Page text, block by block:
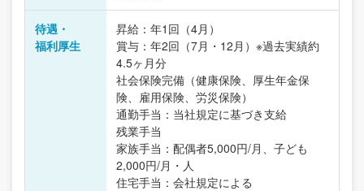
待遇・
福利厚生
昇給：年1回（4月）
賞与：年2回（7月・12月）※過去実績約
4.5ヶ月分
社会保険完備（健康保険、厚生年金保
険、雇用保険、労災保険）
通勤手当：当社規定に基づき支給
残業手当
家族手当：配偶者5,000円/月、子ども
2,000円/月・人
住宅手当：会社規定による